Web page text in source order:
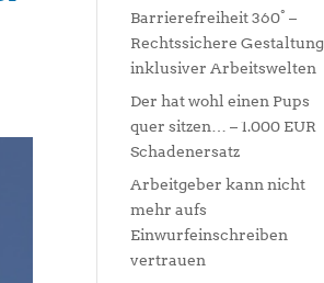
Barrierefreiheit 360° –
Rechtssichere Gestaltung
inklusiver Arbeitswelten
Der hat wohl einen Pups
quer sitzen… – 1.000 EUR
Schadenersatz
Arbeitgeber kann nicht
mehr aufs
Einwurfeinschreiben
vertrauen